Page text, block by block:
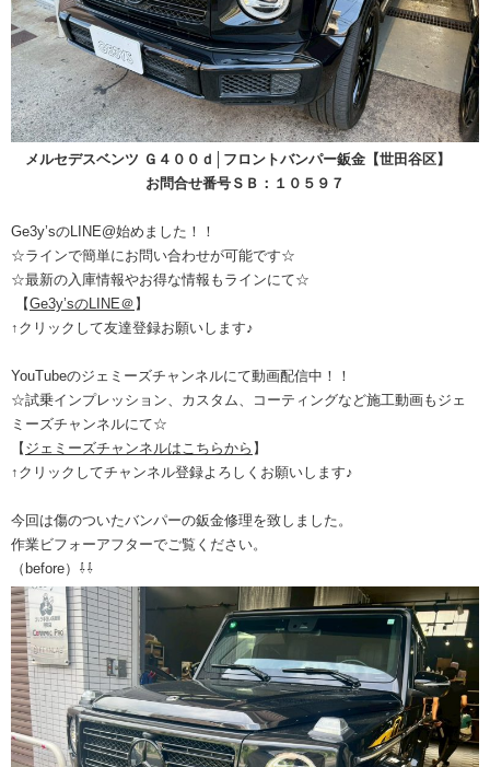
メルセデスベンツ Ｇ４００ｄ│フロントバンパー鈑金【世田谷区】
お問合せ番号ＳＢ：１０５９７
Ge3y’sのLINE@始めました！！
☆ラインで簡単にお問い合わせが可能です☆
☆最新の入庫情報やお得な情報もラインにて☆
【Ge3y’sのLINE＠ 】
↑ クリックして友達登録お願いします♪
YouTubeのジェミーズチャンネルにて動画配信中！！
☆試乗インプレッション、カスタム、コーティングなど施工動画もジェ
ミーズチャンネルにて☆
【 ジェミーズチャンネルはこちらから 】
↑クリックしてチャンネル登録よろしくお願いします♪
今回は傷のついたバンパーの鈑金修理を致しました。
作業ビフォーアフターでご覧ください。
（before）⇩⇩